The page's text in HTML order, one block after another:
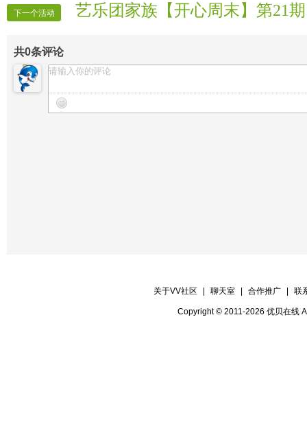
下一个活动 艺乐团家族【开心周末】第21期
共0条评论
关于VV社区 聊天室 合作推广 联
Copyright © 2011-2026 优贝在线